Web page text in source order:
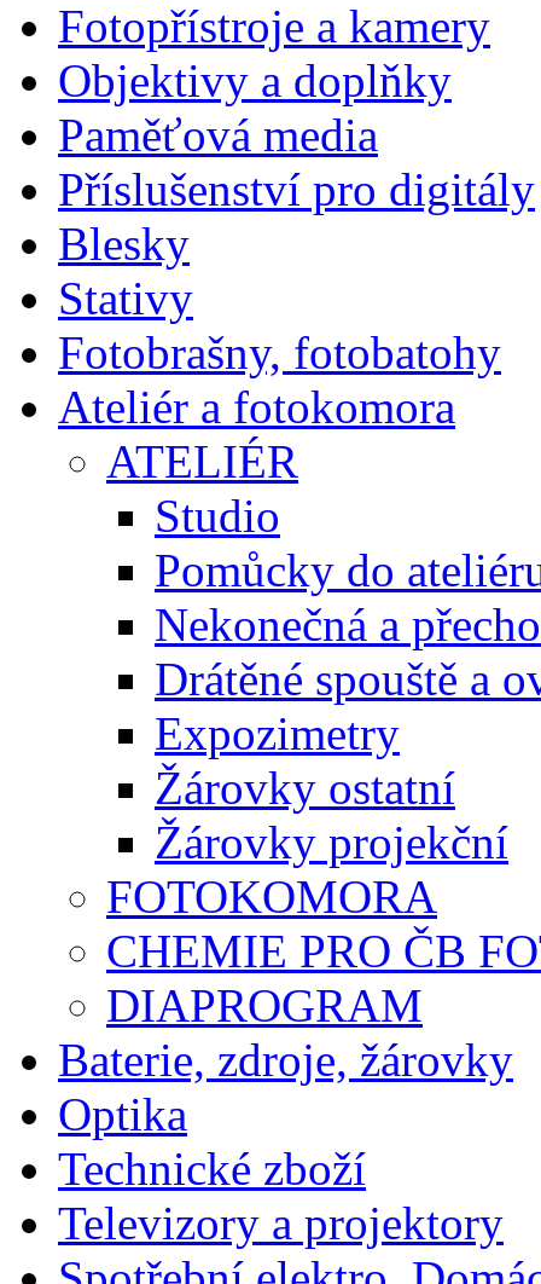
Fotopřístroje a kamery
Objektivy a doplňky
Paměťová media
Příslušenství pro digitály
Blesky
Stativy
Fotobrašny, fotobatohy
Ateliér a fotokomora
ATELIÉR
Studio
Pomůcky do
Nekonečná a
Drátěné spouště a
Expozimetry
Žárovky ostatní
Žárovky projekční
FOTOKOMORA
CHEMIE PRO ČB
DIAPROGRAM
Baterie, zdroje, žárovky
Optika
Technické zboží
Televizory a projektory